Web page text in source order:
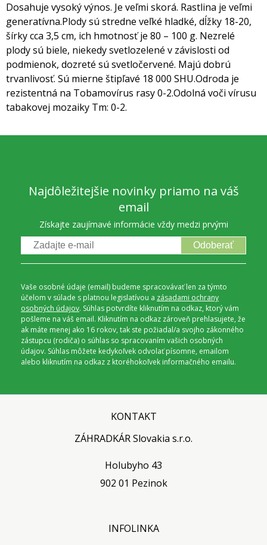
Dosahuje vysoký výnos. Je veľmi skorá. Rastlina je veľmi
generatívna.Plody sú stredne veľké hladké, dĺžky 18-20,
šírky cca 3,5 cm, ich hmotnosť je 80 – 100 g. Nezrelé
plody sú biele, niekedy svetlozelené v závislosti od
podmienok, dozreté sú svetločervené. Majú dobrú
trvanlivosť. Sú mierne štipľavé 18 000 SHU.Odroda je
rezistentná na Tobamovírus rasy 0-2.Odolná voči vírusu
tabakovej mozaiky Tm: 0-2.
Najdôležitejšie novinky priamo na váš
email
Získajte zaujímavé informácie vždy medzi prvými
Odoberať
Vaše osobné údaje (email) budeme spracovávať len za týmto
účelom v súlade s platnou legislatívou a zásadami ochrany
osobných údajov. Súhlas potvrdíte kliknutím na odkaz, ktorý vám
pošleme na váš email. Kliknutím na odkaz zároveň prehlasujete, že
ak máte menej ako 16 rokov, tak ste požiadal/a svojho zákonného
zástupcu (rodiča) o súhlas so spracovaním vašich osobných
údajov. Súhlas môžete kedykoľvek odvolať písomne, emailom
alebo kliknutím na odkaz z ktoréhokoľvek informačného emailu.
KONTAKT
ZÁHRADKÁR Slovakia s.r.o.
Holubyho 43
902 01 Pezinok
INFOLINKA